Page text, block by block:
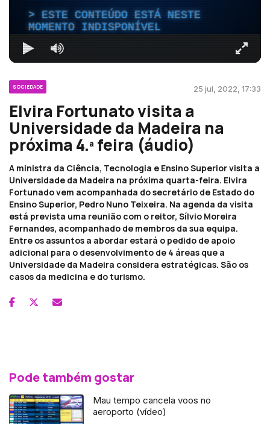
ESTE CONTEÚDO ESTÁ NESTE
MOMENTO INDISPONÍVEL
SOCIEDADE 25 jul, 2022, 17:33
Elvira Fortunato visita a
Universidade da Madeira na
próxima 4.ª feira (áudio)
A ministra da Ciência, Tecnologia e Ensino Superior visita a
Universidade da Madeira na próxima quarta-feira. Elvira
Fortunado vem acompanhada do secretário de Estado do
Ensino Superior, Pedro Nuno Teixeira. Na agenda da visita
está prevista uma reunião com o reitor, Sílvio Moreira
Fernandes, acompanhado de membros da sua equipa.
Entre os assuntos a abordar estará o pedido de apoio
adicional para o desenvolvimento de 4 áreas que a
Universidade da Madeira considera estratégicas. São os
casos da medicina e do turismo.
Pode também gostar
Mau tempo cancela voos no
aeroporto (vídeo)